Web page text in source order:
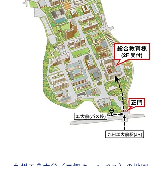
九州工業大学（戸畑キャンパス）の地図